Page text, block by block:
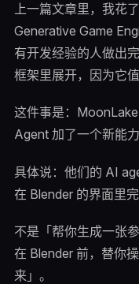
上一篇文章里，我花
Generative Game
有开发经验的人做出
框架里展开，因为它
这件事是：
Agent 加了一个新能
具体说：他们的 AI
在 Blender 的界面里
不是「帮你生成一张
在 Blender 前，替你
来」。